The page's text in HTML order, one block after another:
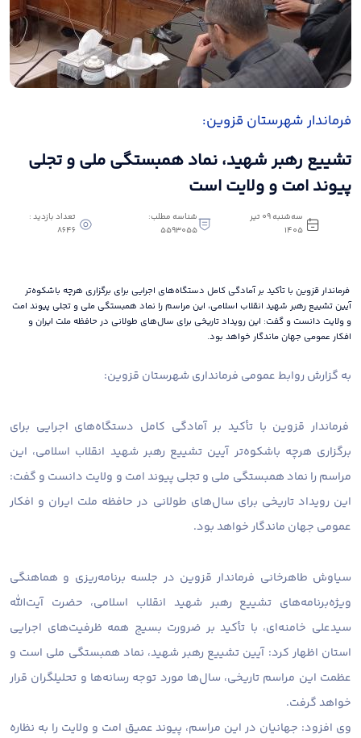
فرماندار شهرستان قزوین:
تشییع رهبر شهید، نماد همبستگی ملی و تجلی
پیوند امت و ولایت است
سه‌شنبه 09 تیر
1405
شناسه مطلب:
5593055
تعداد بازدید :
8646
فرماندار قزوین با تأکید بر آمادگی کامل دستگاه‌های اجرایی برای برگزاری هرچه باشکوه‌تر
آیین تشییع رهبر شهید انقلاب اسلامی، این مراسم را نماد همبستگی ملی و تجلی پیوند امت
و ولایت دانست و گفت: این رویداد تاریخی برای سال‌های طولانی در حافظه ملت ایران و
افکار عمومی جهان ماندگار خواهد بود.
به گزارش روابط عمومی فرمانداری شهرستان قزوین:
فرماندار قزوین با تأکید بر آمادگی کامل دستگاه‌های اجرایی برای
برگزاری هرچه باشکوه‌تر آیین تشییع رهبر شهید انقلاب اسلامی، این
مراسم را نماد همبستگی ملی و تجلی پیوند امت و ولایت دانست و گفت:
این رویداد تاریخی برای سال‌های طولانی در حافظه ملت ایران و افکار
عمومی جهان ماندگار خواهد بود.
سیاوش طاهرخانی فرماندار قزوین در جلسه برنامه‌ریزی و هماهنگی
ویژه‌برنامه‌های تشییع رهبر شهید انقلاب اسلامی، حضرت آیت‌الله
سیدعلی خامنه‌ای، با تأکید بر ضرورت بسیج همه ظرفیت‌های اجرایی
استان اظهار کرد: آیین تشییع رهبر شهید، نماد همبستگی ملی است و
عظمت این مراسم تاریخی، سال‌ها مورد توجه رسانه‌ها و تحلیلگران قرار
خواهد گرفت.
وی افزود: جهانیان در این مراسم، پیوند عمیق امت و ولایت را به نظاره